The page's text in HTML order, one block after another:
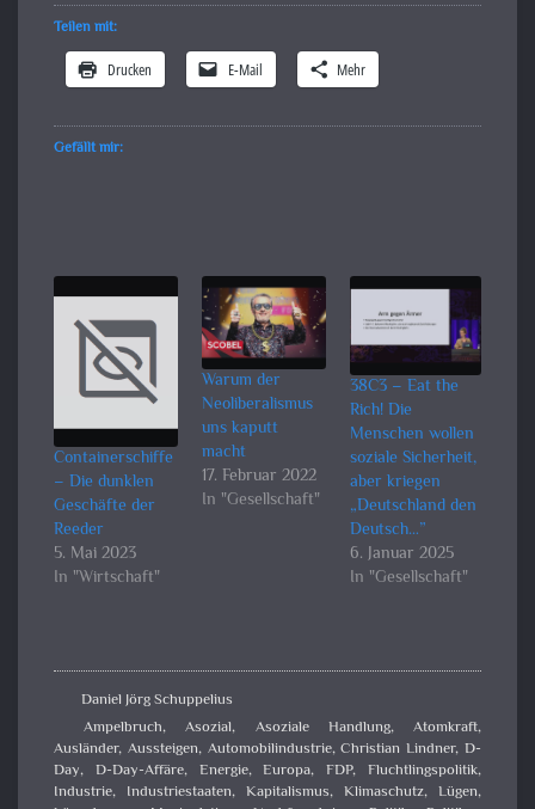
Teilen mit:
Drucken E-Mail Mehr
Gefällt mir:
Containerschiffe
– Die dunklen
Geschäfte der
Reeder
5. Mai 2023
In "Wirtschaft"
Warum der
Neoliberalismus
uns kaputt
macht
17. Februar 2022
In "Gesellschaft"
38C3 – Eat the
Rich! Die
Menschen wollen
soziale Sicherheit,
aber kriegen
„Deutschland den
Deutsch…”
6. Januar 2025
In "Gesellschaft"
Daniel Jörg Schuppelius
Ampelbruch,Asozial, Asoziale Handlung, Atomkraft,
Ausländer, Aussteigen, Automobilindustrie,Christian Lindner,D-
Day, D-Day-Affäre, Energie,Europa,FDP,Fluchtlingspolitik,
Industrie, Industriestaaten, Kapitalismus, Klimaschutz, Lügen,